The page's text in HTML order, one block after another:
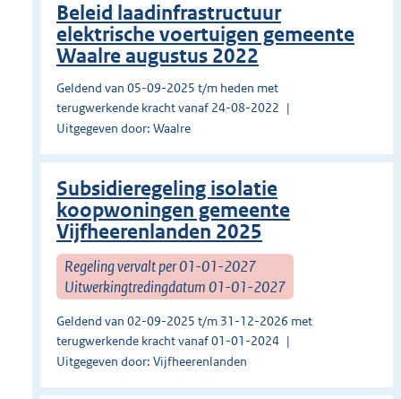
Beleid laadinfrastructuur
elektrische voertuigen gemeente
Waalre augustus 2022
Geldend van 05-09-2025 t/m heden met
terugwerkende kracht vanaf 24-08-2022
Uitgegeven door: Waalre
Subsidieregeling isolatie
koopwoningen gemeente
Vijfheerenlanden 2025
Regeling vervalt per 01-01-2027
Uitwerkingtredingdatum 01-01-2027
Geldend van 02-09-2025 t/m 31-12-2026 met
terugwerkende kracht vanaf 01-01-2024
Uitgegeven door: Vijfheerenlanden